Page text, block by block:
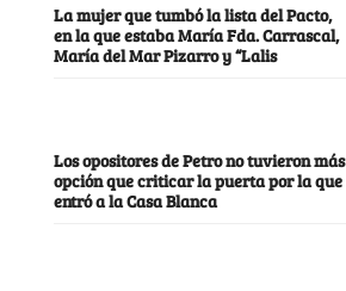
La mujer que tumbó la lista del Pacto,
en la que estaba María Fda. Carrascal,
María del Mar Pizarro y “Lalis
Los opositores de Petro no tuvieron más
opción que criticar la puerta por la que
entró a la Casa Blanca